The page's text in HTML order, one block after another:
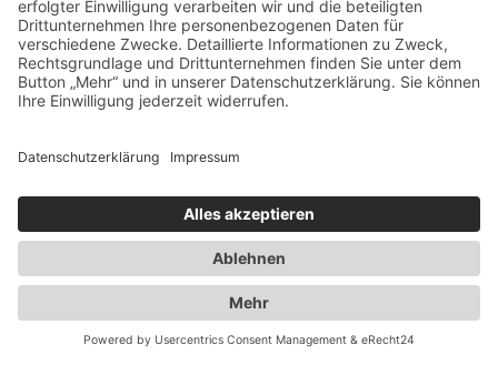
Spezialisten für:
Fernverkehr Transport Europa
Nahverkehr Transport Rhein-Main
Lagerlogistik
Datenschutzerklärung